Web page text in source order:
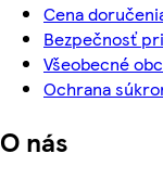
Cena
Bezpečnosť
Všeobecné
Ochrana
O nás